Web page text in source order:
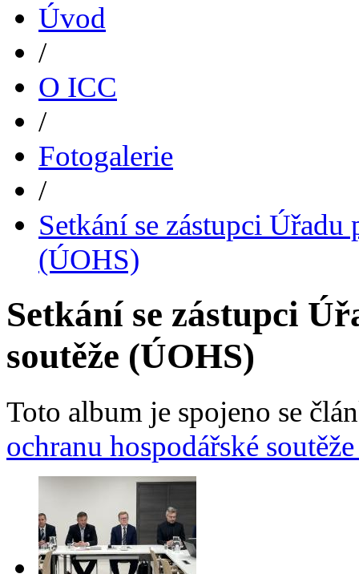
Úvod
/
O ICC
/
Fotogalerie
/
Setkání se zástupci Úřadu
(ÚOHS)
Setkání se zástupci
soutěže (ÚOHS)
Toto album je spojeno se
ochranu hospodářské